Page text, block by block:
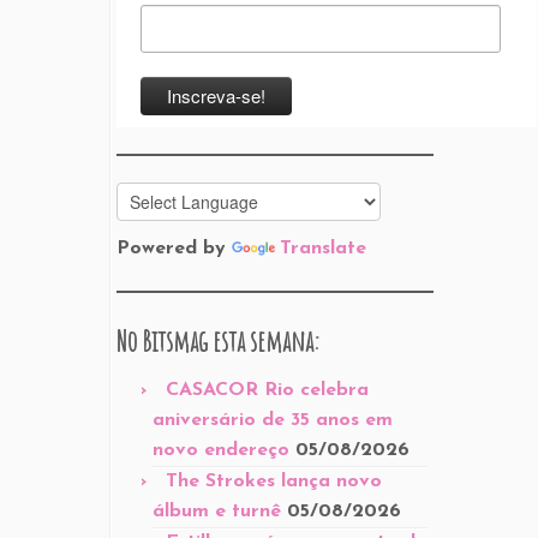
Powered by Translate
No Bitsmag esta semana:
CASACOR Rio celebra
aniversário de 35 anos em
novo endereço 05/08/2026
The Strokes lança novo
álbum e turnê 05/08/2026